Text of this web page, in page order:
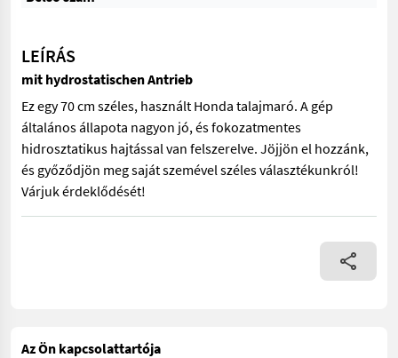
LEÍRÁS
mit hydrostatischen Antrieb
Ez egy 70 cm széles, használt Honda talajmaró. A gép
általános állapota nagyon jó, és fokozatmentes
hidrosztatikus hajtással van felszerelve. Jöjjön el hozzánk,
és győződjön meg saját szemével széles választékunkról!
Várjuk érdeklődését!
Ez egy 70 cm széles, használt Honda talajmaró. A gép
Az Ön kapcsolattartója